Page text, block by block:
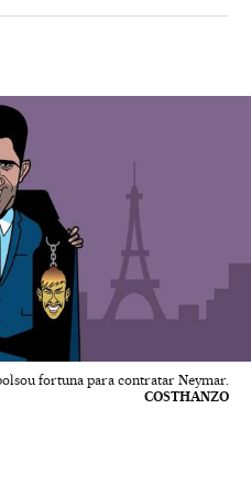
fortuna para contratar Neymar.
COSTHANZO